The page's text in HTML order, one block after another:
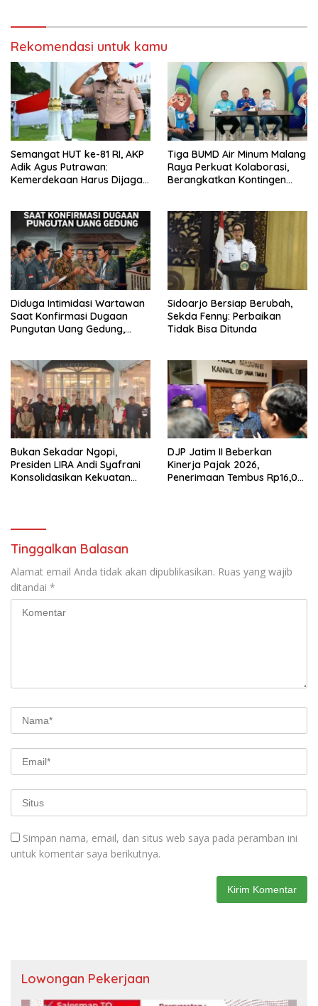
Rekomendasi untuk kamu
Semangat HUT ke-81 RI, AKP
Adik Agus Putrawan:
Kemerdekaan Harus Dijaga
Tiga BUMD Air Minum Malang
Raya Perkuat Kolaborasi,
Berangkatkan Kontingen
Diduga Intimidasi Wartawan
Saat Konfirmasi Dugaan
Pungutan Uang Gedung,
Buka suara
Sidoarjo Bersiap Berubah,
Sekda Fenny: Perbaikan
Tidak Bisa Ditunda
Bukan Sekadar Ngopi,
Presiden LIRA Andi Syafrani
Konsolidasikan Kekuatan
DJP Jatim II Beberkan
Kinerja Pajak 2026,
Penerimaan Tembus Rp16,08
Tinggalkan Balasan
Alamat email Anda tidak akan dipublikasikan. Ruas yang wajib
ditandai *
Simpan nama, email, dan situs web saya pada peramban ini
untuk komentar saya berikutnya.
Lowongan Pekerjaan